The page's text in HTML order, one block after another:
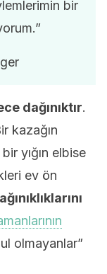
bir
dağınıktır.
kazağın
yığın elbise
ev ön
olmayanlar”